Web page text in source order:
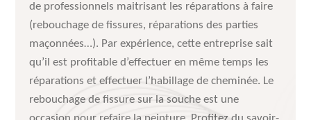
de professionnels maitrisant les réparations à faire
(rebouchage de fissures, réparations des parties
maçonnées…). Par expérience, cette entreprise sait
qu’il est profitable d’effectuer en même temps les
réparations et effectuer l’habillage de cheminée. Le
rebouchage de fissure sur la souche est une